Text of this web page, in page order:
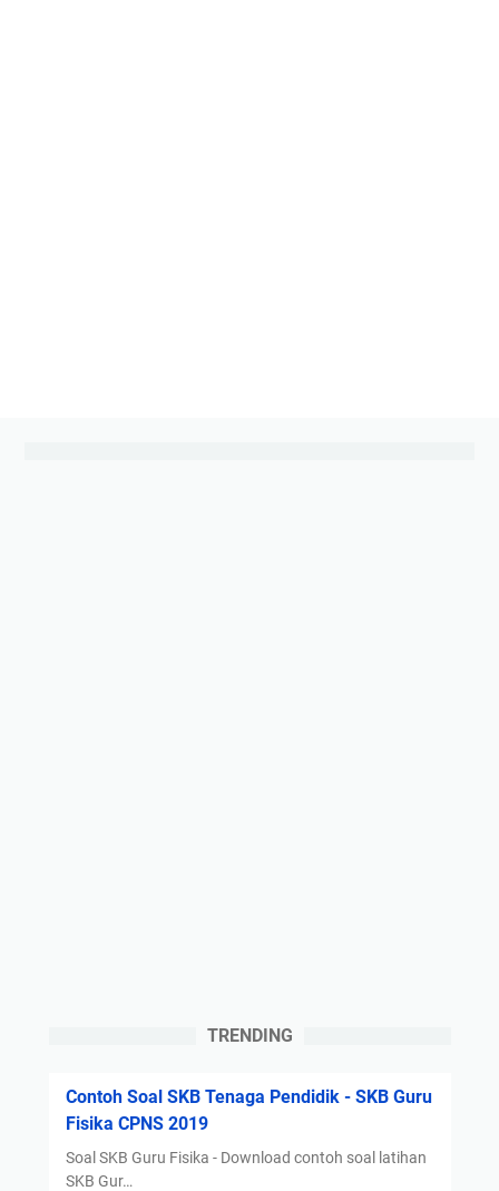
TRENDING
Contoh Soal SKB Tenaga Pendidik - SKB Guru
Fisika CPNS 2019
Soal SKB Guru Fisika - Download contoh soal latihan
SKB Gur…